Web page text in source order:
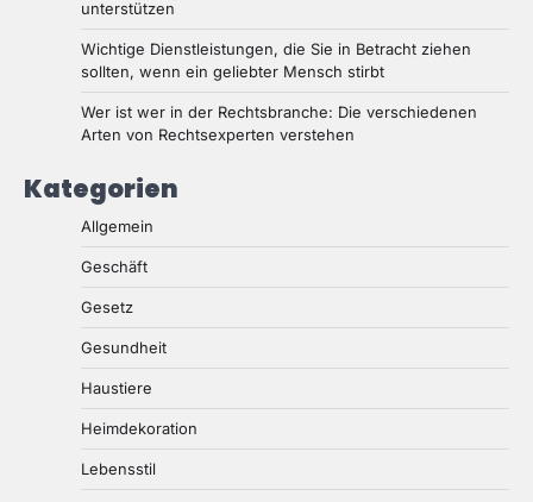
unterstützen
Wichtige Dienstleistungen, die Sie in Betracht ziehen
sollten, wenn ein geliebter Mensch stirbt
Wer ist wer in der Rechtsbranche: Die verschiedenen
Arten von Rechtsexperten verstehen
Kategorien
Allgemein
Geschäft
Gesetz
Gesundheit
Haustiere
Heimdekoration
Lebensstil